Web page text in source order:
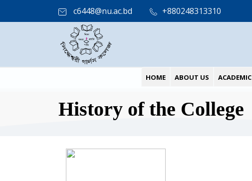
c6448@nu.ac.bd +880248313310
HOME ABOUT US ACADEMIC
History of the College